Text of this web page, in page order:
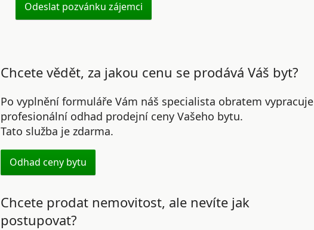
Chcete vědět, za jakou cenu se prodává Váš byt?
Po vyplnění formuláře Vám náš specialista obratem vypracuje
profesionální odhad prodejní ceny Vašeho bytu.
Tato služba je zdarma.
Odhad ceny bytu
Chcete prodat nemovitost, ale nevíte jak
postupovat?